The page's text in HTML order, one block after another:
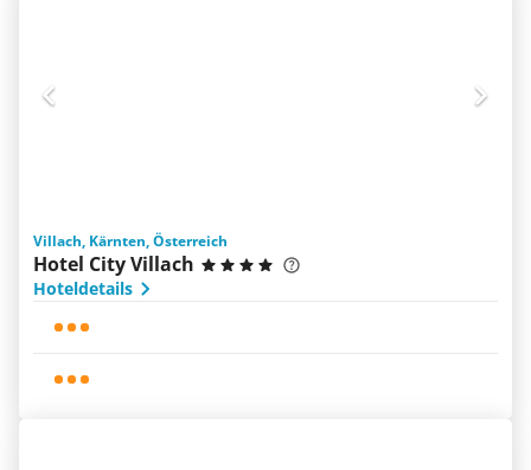
Villach, Kärnten, Österreich
Hotel City Villach
Hoteldetails